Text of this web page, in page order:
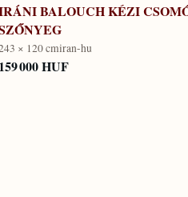
BALOUCH KÉZI
× 120 cmiran-hu
159 000 HUF